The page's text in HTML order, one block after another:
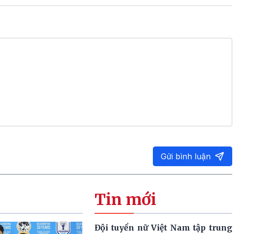
Gửi bình luận
Tin mới
Đội tuyển nữ Việt Nam tập trung